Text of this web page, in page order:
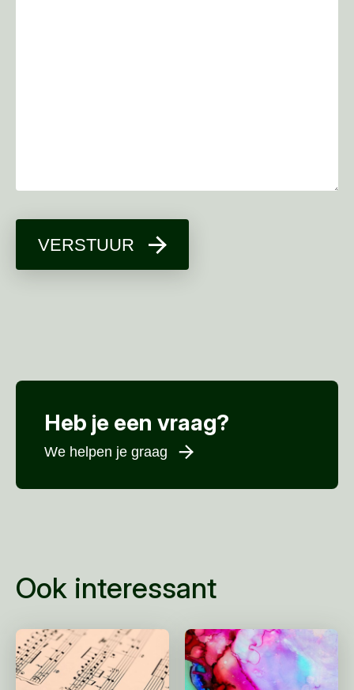
VERSTUUR
Heb je een vraag?
We helpen je graag
E-mailadres
Telefoonnummer
Woonplaats
Ook interessant